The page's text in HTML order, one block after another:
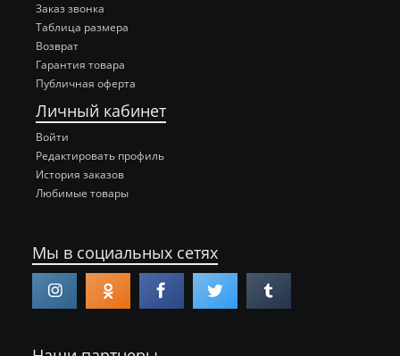
Заказ звонка
Таблица размера
Возврат
Гарантия товара
Публичная оферта
Личный кабинет
Войти
Редактировать профиль
История заказов
Любимые товары
Мы в социальных сетях